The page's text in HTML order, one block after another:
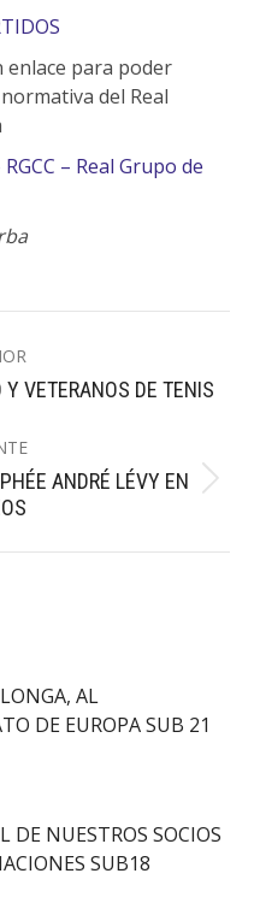
para poder
del Real
– Real Grupo de
VETERANOS DE TENIS
ANDRÉ LÉVY EN
AL
DE EUROPA SUB 21
DE NUESTROS SOCIOS
SUB18